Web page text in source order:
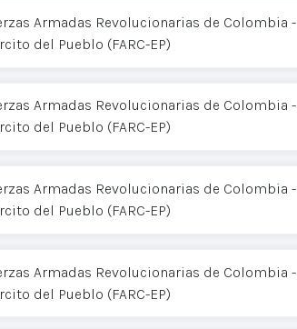
Armadas Revolucionarias de Colombia -
del Pueblo (FARC-EP)
Armadas Revolucionarias de Colombia -
del Pueblo (FARC-EP)
Armadas Revolucionarias de Colombia -
del Pueblo (FARC-EP)
Armadas Revolucionarias de Colombia -
del Pueblo (FARC-EP)